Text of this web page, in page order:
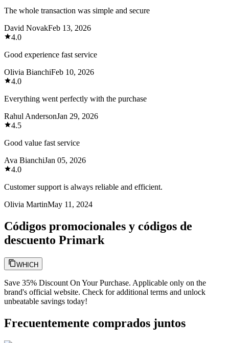
The whole transaction was simple and secure
David NovakFeb 13, 2026
4.0
Good experience fast service
Olivia BianchiFeb 10, 2026
4.0
Everything went perfectly with the purchase
Rahul AndersonJan 29, 2026
4.5
Good value fast service
Ava BianchiJan 05, 2026
4.0
Customer support is always reliable and efficient.
Olivia MartinMay 11, 2024
Códigos promocionales y códigos de
descuento Primark
WHICH
Save 35% Discount On Your Purchase. Applicable only on the
brand's official website. Check for additional terms and unlock
unbeatable savings today!
Frecuentemente comprados juntos